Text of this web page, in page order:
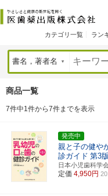
カテゴリ一覧 ラン
商品一覧
7件中1件から7件までを表示
発売中
親と子の健や
診ガイド 第3版
日本小児歯科学
定価 4,950円